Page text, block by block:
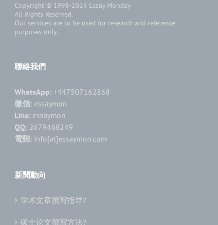
Copyright © 1998-2024 Essay Monday
All Rights Reserved.
Our services are to be used for research and reference
purposes only.
聯絡我們
WhatsApp: +447507162868
微信: essaymon
Line: essaymon
QQ: 2679468249
電郵: info[at]essaymon.com
新聞動向
学术文章撰写指导?
硕士论文撰写方法?